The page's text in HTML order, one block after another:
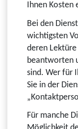
Ihnen Kosten
Bei den
wichtigsten
deren Lektüre
beantworten
sind. Wer für
Sie in der
Für manche